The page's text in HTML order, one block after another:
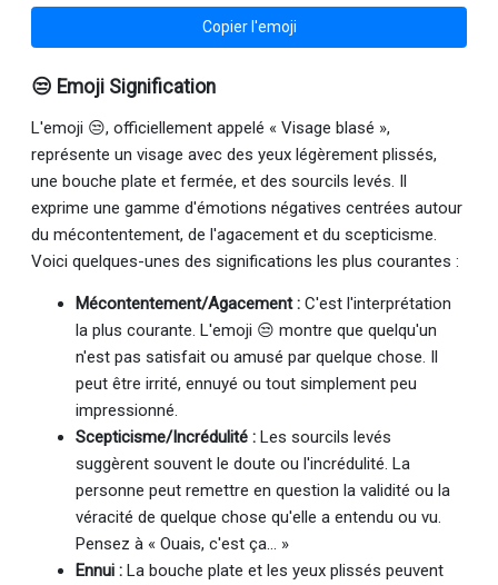
Copier l'emoji
😒 Emoji Signification
L'emoji 😒, officiellement appelé « Visage blasé »,
représente un visage avec des yeux légèrement plissés,
une bouche plate et fermée, et des sourcils levés. Il
exprime une gamme d'émotions négatives centrées autour
du mécontentement, de l'agacement et du scepticisme.
Voici quelques-unes des significations les plus courantes :
Mécontentement/Agacement : C'est l'interprétation
la plus courante. L'emoji 😒 montre que quelqu'un
n'est pas satisfait ou amusé par quelque chose. Il
peut être irrité, ennuyé ou tout simplement peu
impressionné.
Scepticisme/Incrédulité : Les sourcils levés
suggèrent souvent le doute ou l'incrédulité. La
personne peut remettre en question la validité ou la
véracité de quelque chose qu'elle a entendu ou vu.
Pensez à « Ouais, c'est ça... »
Ennui : La bouche plate et les yeux plissés peuvent